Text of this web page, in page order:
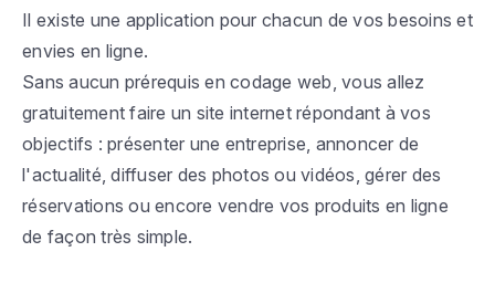
Il existe une application pour chacun de vos besoins et
envies en ligne.
Sans aucun prérequis en codage web, vous allez
gratuitement faire un site internet répondant à vos
objectifs : présenter une entreprise, annoncer de
l'actualité, diffuser des photos ou vidéos, gérer des
réservations ou encore vendre vos produits en ligne
de façon très simple.